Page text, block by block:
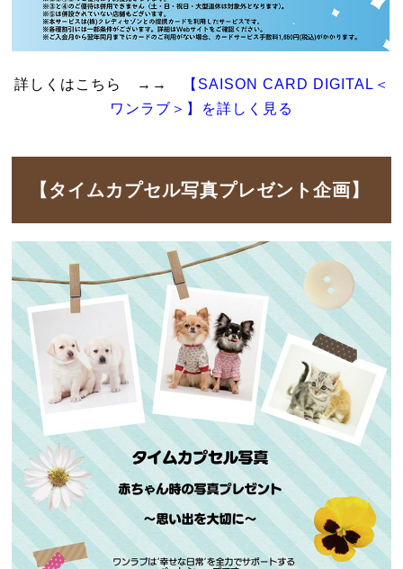
詳しくはこちら →→
【SAISON CARD DIGITAL＜
ワンラブ＞】を詳しく見る
【タイムカプセル写真プレゼント企画】